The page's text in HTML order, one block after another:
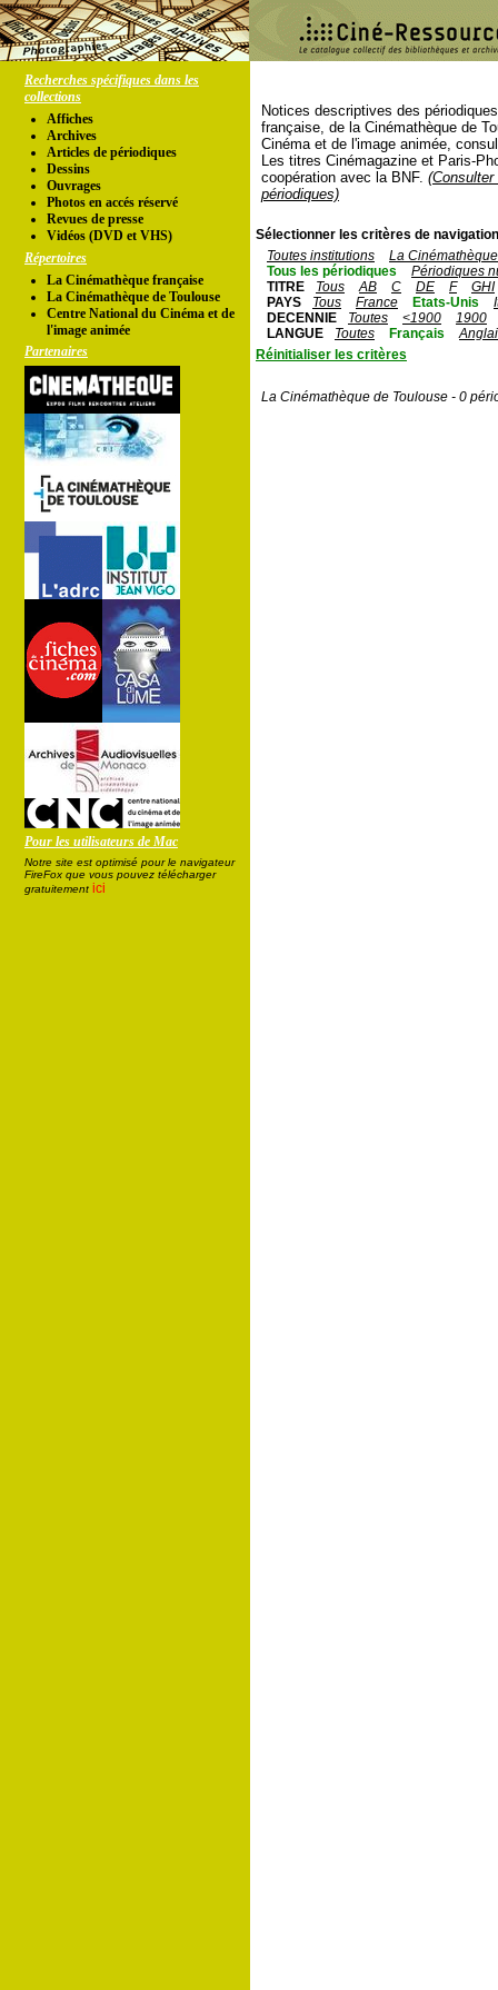
Recherches spécifiques dans les
collections
Affiches
Archives
Articles de périodiques
Dessins
Ouvrages
Photos en accés réservé
Revues de presse
Vidéos (DVD et VHS)
Répertoires
La Cinémathèque française
La Cinémathèque de Toulouse
Centre National du Cinéma et de
l'image animée
Partenaires
Pour les utilisateurs de Mac
Notre site est optimisé pour le navigateur
FireFox que vous pouvez télécharger
gratuitement ici
Notices descriptives des
française, de la Cinémathèque de
Cinéma et de l'image animée,
Les titres Cinémagazine et Paris-
coopération avec la BNF.
périodiques)
Sélectionner les critères de
Toutes institutions
La
Tous les périodiques
Périodiques
TITRE
Tous AB C DE F
GHI
PAYS
Tous France Etats-Unis
DECENNIE
Toutes <1900
1900
LANGUE
Toutes Français
Réinitialiser les critères
La Cinémathèque de Toulouse - 0